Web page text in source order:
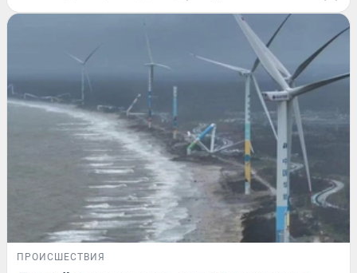
ПРОИСШЕСТВИЯ